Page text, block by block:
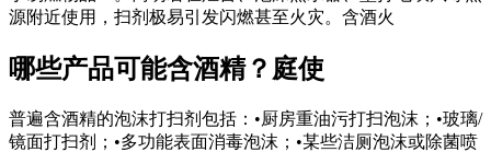
源附近使用，扫剂极易引发闪燃甚至火灾。含酒火
哪些产品可能含酒精？庭使
普遍含酒精的泡沫打扫剂包括：•厨房重油污打扫泡沫；•玻璃/
镜面打扫剂；•多功能表面消毒泡沫；•某些洁厕泡沫或除菌喷